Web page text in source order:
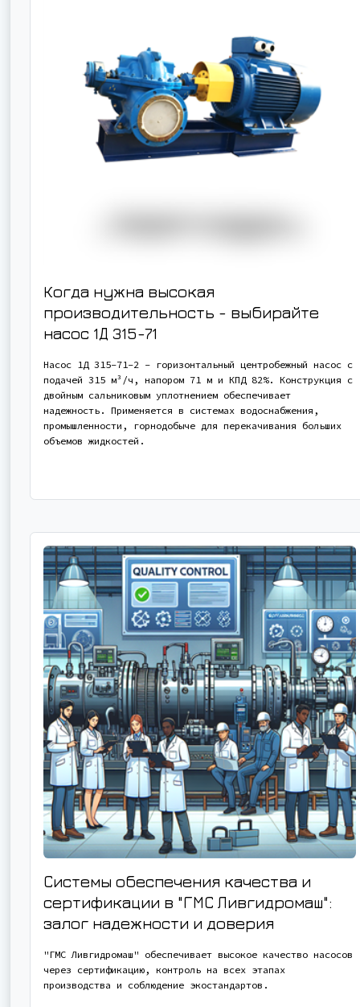
Когда нужна высокая
производительность - выбирайте
насос 1Д 315-71
Насос 1Д 315-71-2 - горизонтальный центробежный насос с
подачей 315 м³/ч, напором 71 м и КПД 82%. Конструкция с
двойным сальниковым уплотнением обеспечивает
надежность. Применяется в системах водоснабжения,
промышленности, горнодобыче для перекачивания больших
объемов жидкостей.
Системы обеспечения качества и
сертификации в "ГМС Ливгидромаш":
залог надежности и доверия
"ГМС Ливгидромаш" обеспечивает высокое качество насосов
через сертификацию, контроль на всех этапах
производства и соблюдение экостандартов.